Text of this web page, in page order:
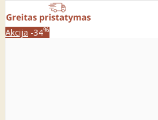
Akcija -34%